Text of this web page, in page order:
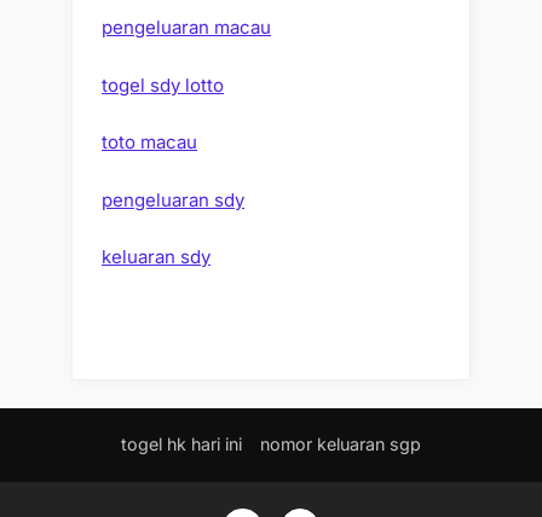
pengeluaran macau
togel sdy lotto
toto macau
pengeluaran sdy
keluaran sdy
togel hk hari ini nomor keluaran sgp